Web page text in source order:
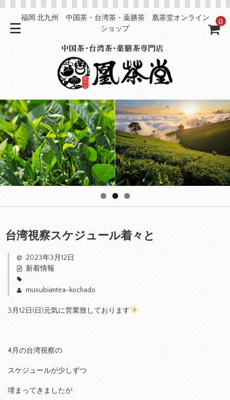
福岡 北九州 中国茶・台湾茶・薬膳茶 凰茶堂オンライン
ショップ
0
台湾視察スケジュール着々と
2023年3月12日
新着情報
musubiantea-kochado
3月12日(日)元気に営業致しております
4月の台湾視察の
スケジュールが少しずつ
埋まってきましたが